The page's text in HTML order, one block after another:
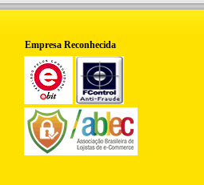
Empresa Reconhecida